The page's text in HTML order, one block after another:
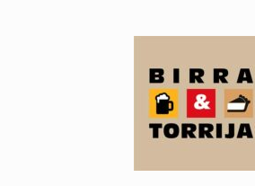
¿Esto que es pués?
Últimas visitas
Todos los garitos